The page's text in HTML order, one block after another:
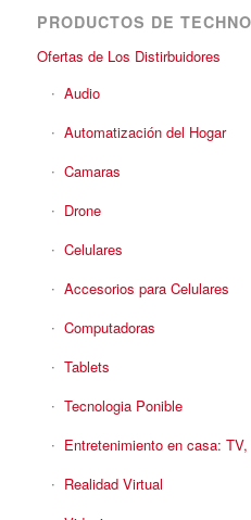
PRODUCTOS DE
Ofertas de Los Distirbuidores
Audio
Automatización del Hogar
Camaras
Drone
Celulares
Accesorios para Celulares
Computadoras
Tablets
Tecnologia Ponible
Entretenimiento en casa:
Realidad Virtual